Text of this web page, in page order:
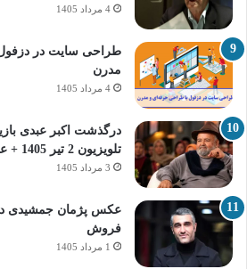
4 مرداد 1405
طراحی سایت در
مدرن
4 مرداد 1405
درگذشت اکبر عبدی
تلویزیون 2 تیر 1405 + علت فوت
3 مرداد 1405
عکس پژمان جمشیدی
فروش
1 مرداد 1405